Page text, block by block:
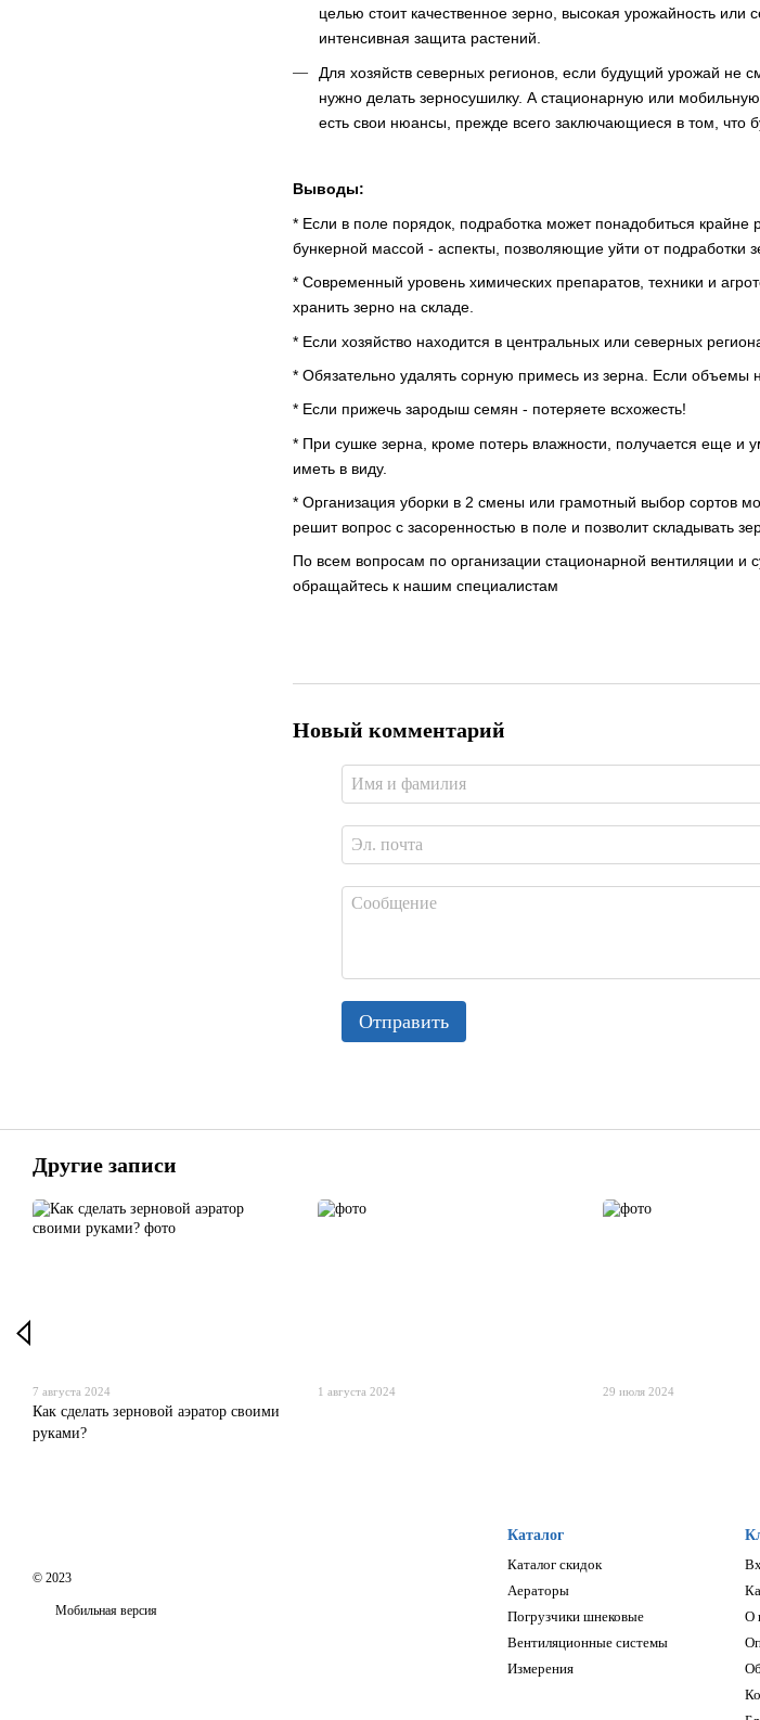
целью стоит качественное зерно, высокая урожайность
интенсивная защита растений.
Для хозяйств северных регионов, если будущий урожай не
нужно делать зерносушилку. А стационарную или
есть свои нюансы, прежде всего заключающиеся в том, что
Выводы:
* Если в поле порядок, подработка может понадобиться
бункерной массой - аспекты, позволяющие уйти от подработки
* Современный уровень химических препаратов, техники и
хранить зерно на складе.
* Если хозяйство находится в центральных или северных
* Обязательно удалять сорную примесь из зерна. Если объемы
* Если прижечь зародыш семян - потеряете всхожесть!
* При сушке зерна, кроме потерь влажности, получается еще и
иметь в виду.
* Организация уборки в 2 смены или грамотный выбор сортов
решит вопрос с засоренностью в поле и позволит складывать
По всем вопросам по организации стационарной вентиляции
обращайтесь к нашим специалистам
Новый комментарий
Отправить
Другие записи
7 августа 2024
Как сделать зерновой аэратор своими
руками?
1 августа 2024 29 июля 2024
© 2023
Мобильная версия
Каталог
Каталог скидок
Аераторы
Погрузчики шнековые
Вентиляционные системы
Измерения
О